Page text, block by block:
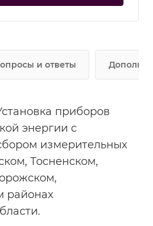
и ответы
приборов
энергии с
измерительных
Тосненском,
районах